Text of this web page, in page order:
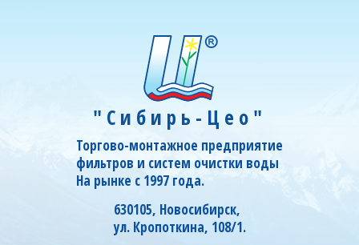
"Сибирь-Цео"
Торгово-монтажное предприятие
фильтров и систем очистки воды
На рынке с 1997 года.
630105, Новосибирск,
ул. Кропоткина, 108/1.